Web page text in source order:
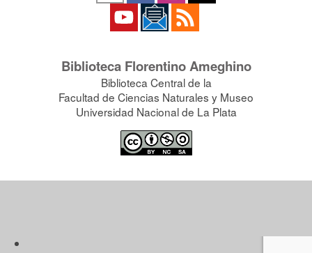
Biblioteca Florentino Ameghino
Biblioteca Central de la
Facultad de Ciencias Naturales y Museo
Universidad Nacional de La Plata